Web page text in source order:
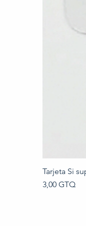
Tarjeta Si
Precio
3,00 GTQ